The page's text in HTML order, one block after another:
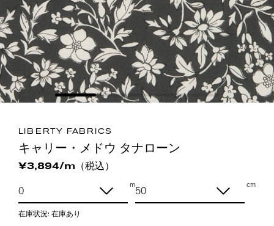
LIBERTY FABRICS
キャリー・メドウ タナローン
¥3,894/m（税込）
m cm
在庫状況: 在庫あり